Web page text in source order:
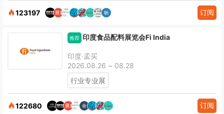
123197 订阅
推荐 印度食品配料展览会Fi India
印度·孟买
2026.08.26 ~ 08.28
行业专业展
122680 订阅